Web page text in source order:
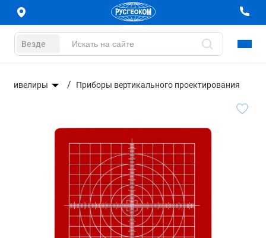
Везде
Нивелиры Приборы вертикального проектирования